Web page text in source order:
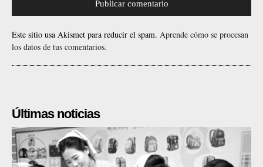
Este sitio usa Akismet para reducir el spam. Aprende cómo se procesan
los datos de tus comentarios.
Últimas noticias